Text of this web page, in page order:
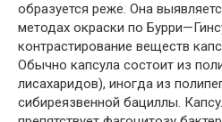
образуется реже. Она
методах окраски по
контрастирование веществ
Обычно капсула состоит из
лисахаридов), иногда из
сибиреязвенной бациллы.